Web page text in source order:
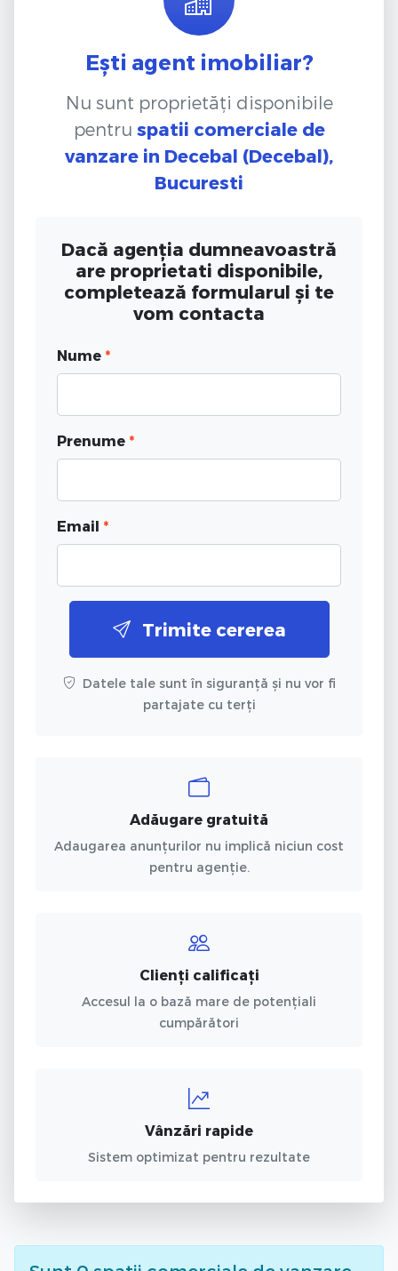
Ești agent imobiliar?
Nu sunt proprietăți disponibile
pentru spatii comerciale de
vanzare in Decebal (Decebal),
Bucuresti
Dacă agenția dumneavoastră
are proprietati disponibile,
completează formularul și te
vom contacta
Nume *
Prenume *
Email *
Trimite cererea
Datele tale sunt în siguranță și nu vor fi
partajate cu terți
Adăugare gratuită
Adaugarea anunțurilor nu implică niciun cost
pentru agenție.
Clienți calificați
Accesul la o bază mare de potențiali
cumpărători
Vânzări rapide
Sistem optimizat pentru rezultate